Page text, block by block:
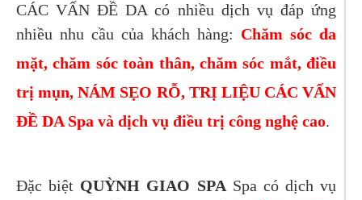
CÁC VẤN ĐỀ DA có nhiều dịch vụ đáp ứng
nhiều nhu cầu của khách hàng: Chăm sóc da
mặt, chăm sóc toàn thân, chăm sóc mắt, điều
trị mụn, NÁM SẸO RỖ, TRỊ LIỆU CÁC VẤN
ĐỀ DA Spa và dịch vụ điều trị công nghệ cao.
Đặc biệt QUỲNH GIAO SPA Spa có dịch vụ